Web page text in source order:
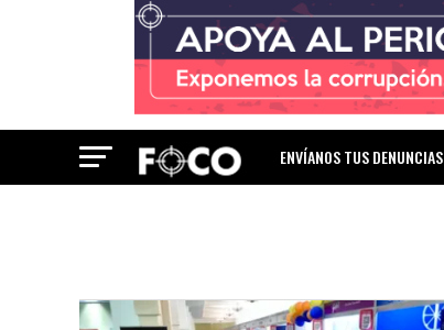
ENVÍANOS TUS DENUNCIAS